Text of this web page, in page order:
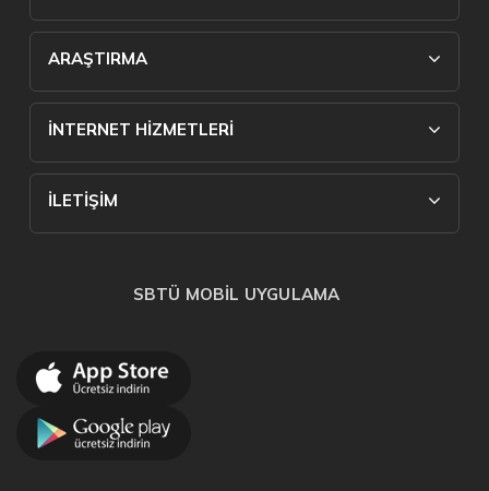
ARAŞTIRMA
İNTERNET HİZMETLERİ
İLETİŞİM
SBTÜ MOBİL UYGULAMA